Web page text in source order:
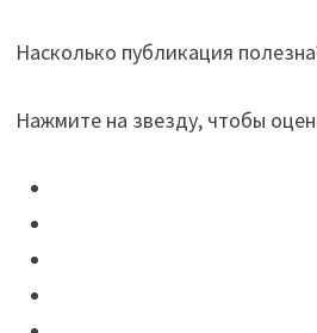
Насколько публикация
Нажмите на звезду, чтобы